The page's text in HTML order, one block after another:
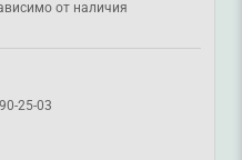
от наличия
25-03